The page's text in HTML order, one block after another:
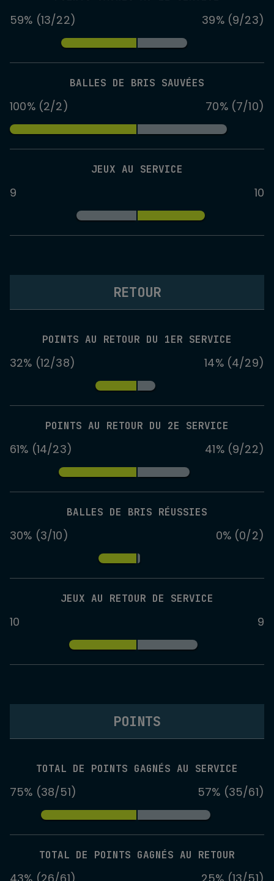
59% (13/22) 39% (9/23)
BALLES DE BRIS SAUVÉES
100% (2/2) 70% (7/10)
JEUX AU SERVICE
9 10
RETOUR
POINTS AU RETOUR DU 1ER SERVICE
32% (12/38) 14% (4/29)
POINTS AU RETOUR DU 2E SERVICE
61% (14/23) 41% (9/22)
BALLES DE BRIS RÉUSSIES
30% (3/10) 0% (0/2)
JEUX AU RETOUR DE SERVICE
10 9
POINTS
TOTAL DE POINTS GAGNÉS AU SERVICE
75% (38/51) 57% (35/61)
TOTAL DE POINTS GAGNÉS AU RETOUR